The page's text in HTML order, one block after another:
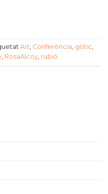
Art, Conferència, gòtic,
, RosaAlcoy, rubió